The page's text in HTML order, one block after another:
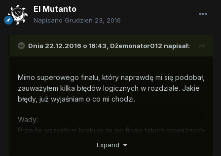
El Mutanto
Napisano Grudzień 23, 2016
Dnia 22.12.2016 o 16:43, Dżemonator012 napisał:
Mimo superowego finału, który naprawdę mi się podobał,
zauważyłem kilka błędów logicznych w rozdziale. Jakie
błędy, już wyjaśniam o co mi chodzi.
Wady:
Przede wszystkim brakuje mi po finale takich poważnych
konsekwencji, w końcu bohaterka wyruszyła na
Expand